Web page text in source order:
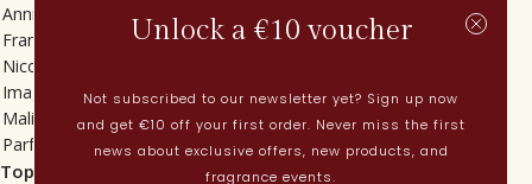
Annindriya
Francesca Bianchi
Nicolaï
Imaginary Authors
Malin + Goetz
Parfums MDCI
Gris charnel
Tilia
Vetiver Rain
In Love with Everything
Sticky Fingers
Top categorieën Actueel
Unlock a €10 voucher
Not subscribed to our newsletter yet? Sign up now
and get €10 off your first order. Never miss the first
news about exclusive offers, new products, and
fragrance events.